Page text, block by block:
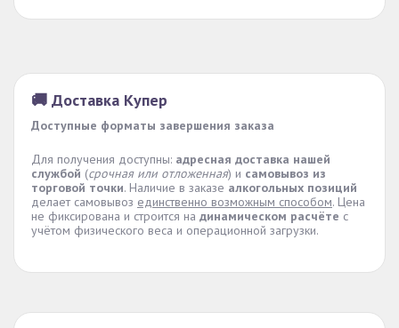
🚚 Доставка Купер
Доступные форматы завершения заказа
Для получения доступны: адресная доставка нашей
службой (срочная или отложенная) и самовывоз из
торговой точки. Наличие в заказе алкогольных позиций
делает самовывоз единственно возможным способом. Цена
не фиксирована и строится на динамическом расчёте с
учётом физического веса и операционной загрузки.